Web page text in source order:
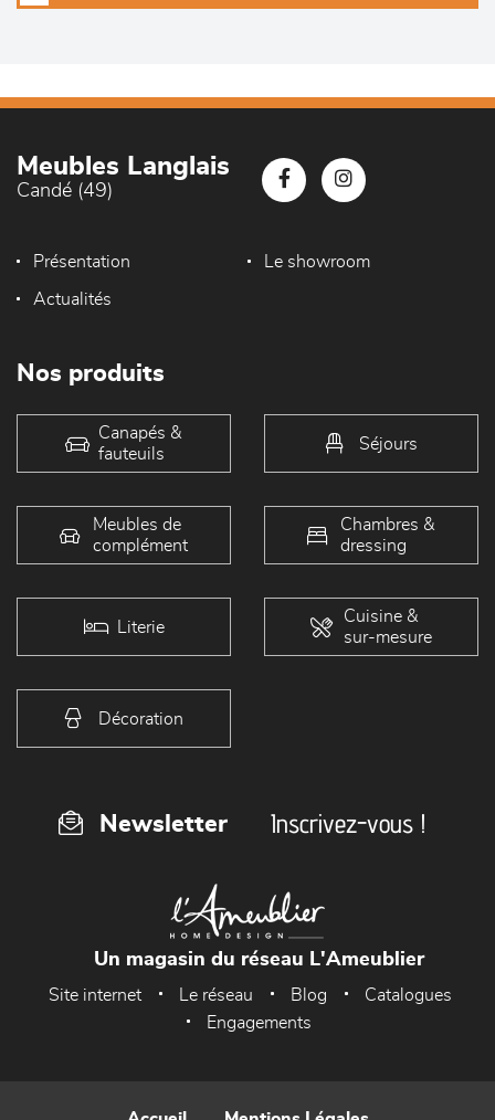
Meubles Langlais
Candé (49)
Présentation Le showroom
Actualités
Nos produits
Canapés &
fauteuils
Séjours
Meubles de
complément
Chambres &
dressing
Literie
Cuisine &
sur-mesure
Décoration
Newsletter Inscrivez-vous !
Un magasin du réseau L'Ameublier
Site internet Le réseau Blog
Catalogues
Engagements